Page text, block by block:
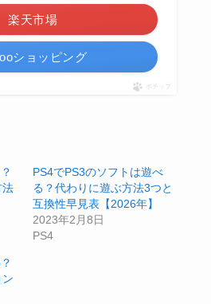
楽天市場
ショッピング
ポチップ
法
PS4でPS3のソフトは遊べ
る？代わりに遊ぶ方法3つと
互換性早見表【2026年】
2023年2月8日
PS4